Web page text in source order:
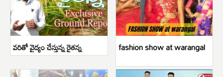
వరితో వైద్యం చేస్తున్న రైతన్న fashion show at warangal